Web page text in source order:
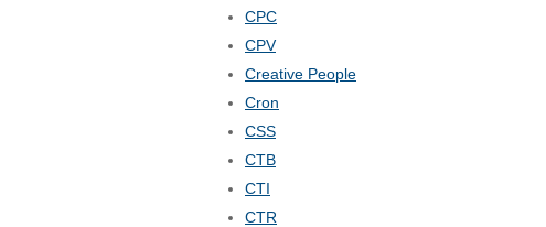
CPC
CPV
Creative People
Cron
CSS
CTB
CTI
CTR